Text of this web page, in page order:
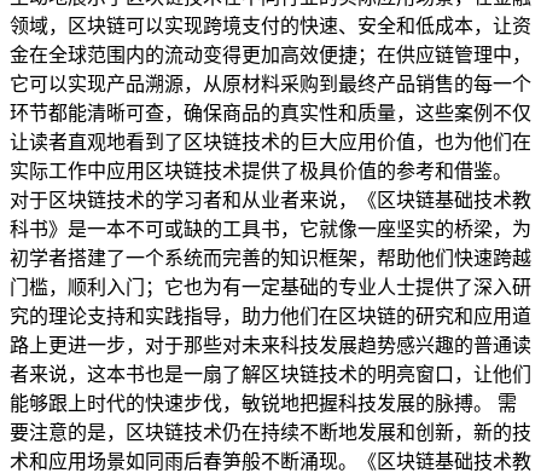
领域，区块链可以实现跨境支付的快速、安全和低成本，让资
金在全球范围内的流动变得更加高效便捷；在供应链管理中，
它可以实现产品溯源，从原材料采购到最终产品销售的每一个
环节都能清晰可查，确保商品的真实性和质量，这些案例不仅
让读者直观地看到了区块链技术的巨大应用价值，也为他们在
实际工作中应用区块链技术提供了极具价值的参考和借鉴。
对于区块链技术的学习者和从业者来说，《区块链基础技术教
科书》是一本不可或缺的工具书，它就像一座坚实的桥梁，为
初学者搭建了一个系统而完善的知识框架，帮助他们快速跨越
门槛，顺利入门；它也为有一定基础的专业人士提供了深入研
究的理论支持和实践指导，助力他们在区块链的研究和应用道
路上更进一步，对于那些对未来科技发展趋势感兴趣的普通读
者来说，这本书也是一扇了解区块链技术的明亮窗口，让他们
能够跟上时代的快速步伐，敏锐地把握科技发展的脉搏。 需
要注意的是，区块链技术仍在持续不断地发展和创新，新的技
术和应用场景如同雨后春笋般不断涌现。《区块链基础技术教